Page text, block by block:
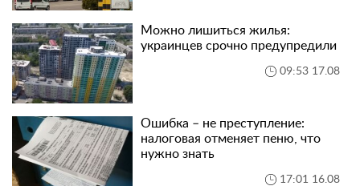
Можно лишиться жилья:
украинцев срочно предупредили
09:53 17.08
Ошибка – не преступление:
налоговая отменяет пеню, что
нужно знать
17:01 16.08